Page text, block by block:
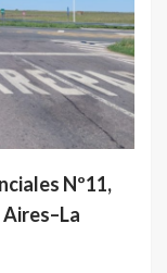
Nº11,